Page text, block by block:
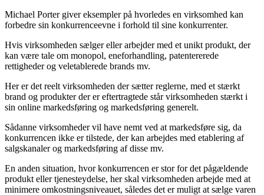
Michael Porter giver eksempler på hvorledes en virksomhed kan
forbedre sin konkurrenceevne i forhold til sine konkurrenter.
Hvis virksomheden sælger eller arbejder med et unikt produkt, der
kan være tale om monopol, eneforhandling, patentererede
rettigheder og veletablerede brands mv.
Her er det reelt virksomheden der sætter reglerne, med et stærkt
brand og produkter der er eftertragtede står virksomheden stærkt i
sin online markedsføring og markedsføring generelt.
Sådanne virksomheder vil have nemt ved at markedsføre sig, da
konkurrencen ikke er tilstede, der kan arbejdes med etablering af
salgskanaler og markedsføring af disse mv.
En anden situation, hvor konkurrencen er stor for det pågældende
produkt eller tjenesteydelse, her skal virksomheden arbejde med at
minimere omkostningsniveauet, således det er muligt at sælge varen